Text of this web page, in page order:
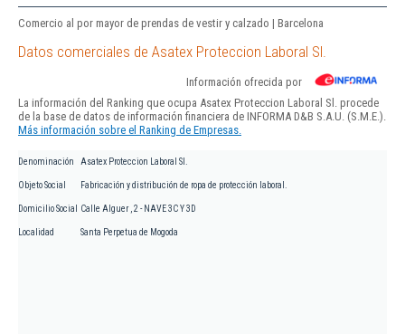
Comercio al por mayor de prendas de vestir y calzado | Barcelona
Datos comerciales de Asatex Proteccion Laboral Sl.
Información ofrecida por
La información del Ranking que ocupa Asatex Proteccion Laboral Sl. procede
de la base de datos de información financiera de INFORMA D&B S.A.U. (S.M.E.).
Más información sobre el Ranking de Empresas.
Denominación Asatex Proteccion Laboral Sl.
Objeto Social Fabricación y distribución de ropa de protección laboral.
Domicilio Social Calle Alguer , 2 - NAVE 3C Y 3D
Localidad Santa Perpetua de Mogoda